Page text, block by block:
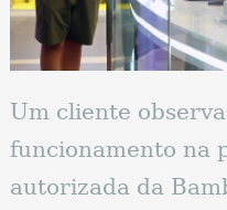
Um cliente
funcionamento na
autorizada da